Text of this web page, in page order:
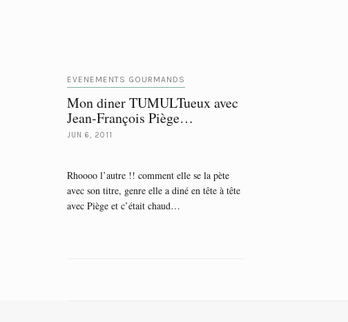
EVENEMENTS GOURMANDS
Mon diner TUMULTueux avec
Jean-François Piège…
JUN 6, 2011
Rhoooo l’autre !! comment elle se la pète
avec son titre, genre elle a diné en tête à tête
avec Piège et c’était chaud…